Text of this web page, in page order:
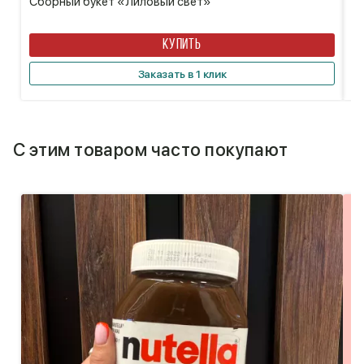
КУПИТЬ
Заказать в 1 клик
С этим товаром часто покупают